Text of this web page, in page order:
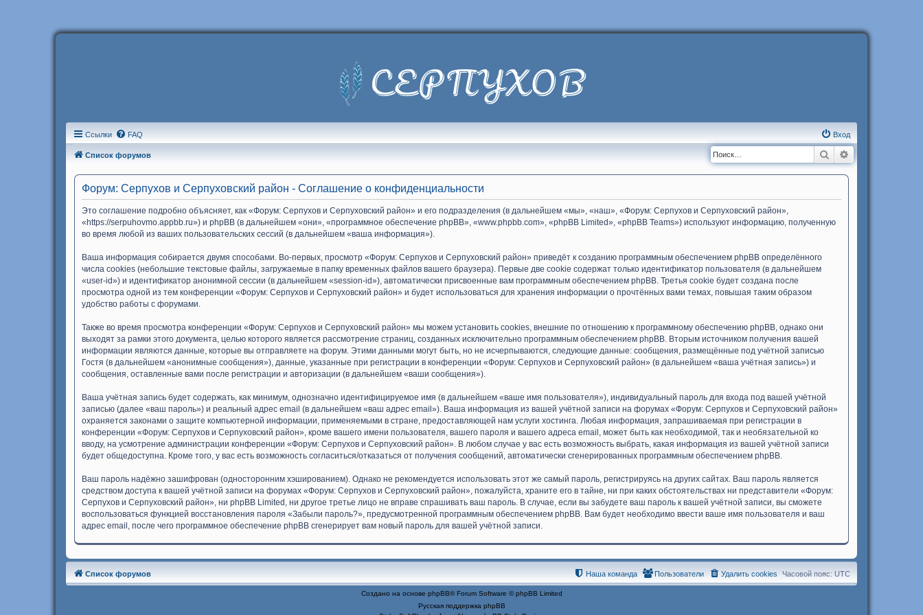
Ссылки FAQ Вход
Список форумов Поиск
Форум: Серпухов и Серпуховский район - Соглашение о конфиденциальности
Это соглашение подробно объясняет, как «Форум: Серпухов и Серпуховский район» и его подразделения (в дальнейшем «мы», «наш», «Форум: Серпухов и Серпуховский район»,
«https://serpuhovmo.appbb.ru») и phpBB (в дальнейшем «они», «программное обеспечение phpBB», «www.phpbb.com», «phpBB Limited», «phpBB Teams») используют информацию, полученную
во время любой из ваших пользовательских сессий (в дальнейшем «ваша информация»).
Ваша информация собирается двумя способами. Во-первых, просмотр «Форум: Серпухов и Серпуховский район» приведёт к созданию программным обеспечением phpBB определённого
числа cookies (небольшие текстовые файлы, загружаемые в папку временных файлов вашего браузера). Первые две cookie содержат только идентификатор пользователя (в дальнейшем
«user-id») и идентификатор анонимной сессии (в дальнейшем «session-id»), автоматически присвоенные вам программным обеспечением phpBB. Третья cookie будет создана после
просмотра одной из тем конференции «Форум: Серпухов и Серпуховский район» и будет использоваться для хранения информации о прочтённых вами темах, повышая таким образом
удобство работы с форумами.
Также во время просмотра конференции «Форум: Серпухов и Серпуховский район» мы можем установить cookies, внешние по отношению к программному обеспечению phpBB, однако они
выходят за рамки этого документа, целью которого является рассмотрение страниц, созданных исключительно программным обеспечением phpBB. Вторым источником получения вашей
информации являются данные, которые вы отправляете на форум. Этими данными могут быть, но не исчерпываются, следующие данные: сообщения, размещённые под учётной записью
Гостя (в дальнейшем «анонимные сообщения»), данные, указанные при регистрации в конференции «Форум: Серпухов и Серпуховский район» (в дальнейшем «ваша учётная запись») и
сообщения, оставленные вами после регистрации и авторизации (в дальнейшем «ваши сообщения»).
Ваша учётная запись будет содержать, как минимум, однозначно идентифицируемое имя (в дальнейшем «ваше имя пользователя»), индивидуальный пароль для входа под вашей учётной
записью (далее «ваш пароль») и реальный адрес email (в дальнейшем «ваш адрес email»). Ваша информация из вашей учётной записи на форумах «Форум: Серпухов и Серпуховский район»
охраняется законами о защите компьютерной информации, применяемыми в стране, предоставляющей нам услуги хостинга. Любая информация, запрашиваемая при регистрации в
конференции «Форум: Серпухов и Серпуховский район», кроме вашего имени пользователя, вашего пароля и вашего адреса email, может быть как необходимой, так и необязательной ко
вводу, на усмотрение администрации конференции «Форум: Серпухов и Серпуховский район». В любом случае у вас есть возможность выбрать, какая информация из вашей учётной записи
будет общедоступна. Кроме того, у вас есть возможность согласиться/отказаться от получения сообщений, автоматически сгенерированных программным обеспечением phpBB.
Ваш пароль надёжно зашифрован (односторонним хэшированием). Однако не рекомендуется использовать этот же самый пароль, регистрируясь на других сайтах. Ваш пароль является
средством доступа к вашей учётной записи на форумах «Форум: Серпухов и Серпуховский район», пожалуйста, храните его в тайне, ни при каких обстоятельствах ни представители «Форум:
Серпухов и Серпуховский район», ни phpBB Limited, ни другое третье лицо не вправе спрашивать ваш пароль. В случае, если вы забудете ваш пароль к вашей учётной записи, вы сможете
воспользоваться функцией восстановления пароля «Забыли пароль?», предусмотренной программным обеспечением phpBB. Вам будет необходимо ввести ваше имя пользователя и ваш
адрес email, после чего программное обеспечение phpBB сгенерирует вам новый пароль для вашей учётной записи.
Список форумов Часовой пояс: UTC
Удалить cookies
Пользователи
Наша команда
Создано на основе phpBB® Forum Software © phpBB Limited
Русская поддержка phpBB